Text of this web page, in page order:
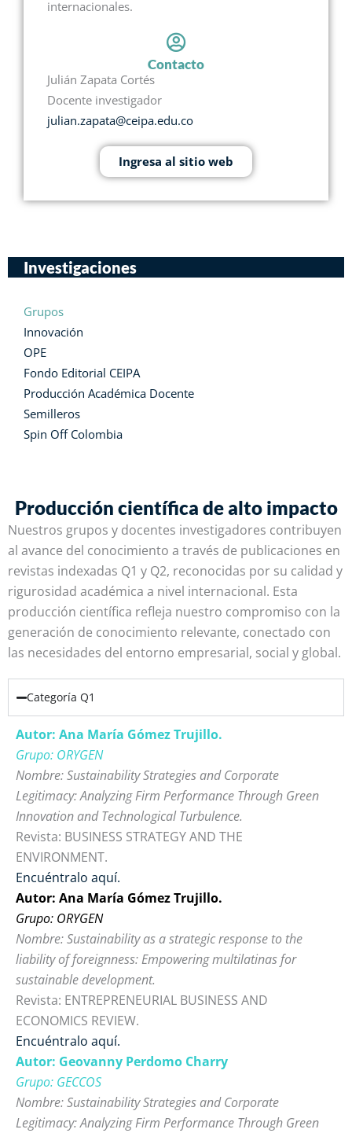
internacionales.
Contacto
Julián Zapata Cortés
Docente investigador
julian.zapata@ceipa.edu.co
Ingresa al sitio web
Investigaciones
Grupos
Innovación
OPE
Fondo Editorial CEIPA
Producción Académica Docente
Semilleros
Spin Off Colombia
Producción científica de alto impacto
Nuestros grupos y docentes investigadores contribuyen
al avance del conocimiento a través de publicaciones en
revistas indexadas Q1 y Q2, reconocidas por su calidad y
rigurosidad académica a nivel internacional. Esta
producción científica refleja nuestro compromiso con la
generación de conocimiento relevante, conectado con
las necesidades del entorno empresarial, social y global.
Categoría Q1
Autor: Ana María Gómez Trujillo.
Grupo: ORYGEN
Nombre: Sustainability Strategies and Corporate
Legitimacy: Analyzing Firm Performance Through Green
Innovation and Technological Turbulence.
Revista: BUSINESS STRATEGY AND THE
ENVIRONMENT.
Encuéntralo aquí.
Autor: Ana María Gómez Trujillo.
Grupo: ORYGEN
Nombre: Sustainability as a strategic response to the
liability of foreignness: Empowering multilatinas for
sustainable development.
Revista: ENTREPRENEURIAL BUSINESS AND
ECONOMICS REVIEW.
Encuéntralo aquí.
Autor: Geovanny Perdomo Charry
Grupo: GECCOS
Nombre: Sustainability Strategies and Corporate
Legitimacy: Analyzing Firm Performance Through Green